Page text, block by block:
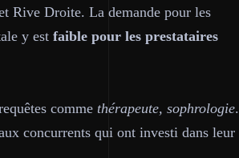
Rive Droite. La demande pour les
y est faible pour les prestataires
comme thérapeute, sophrologie.
concurrents qui ont investi dans leur